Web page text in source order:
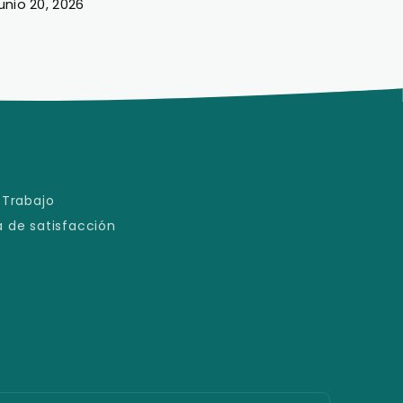
18, 2026
de satisfacción